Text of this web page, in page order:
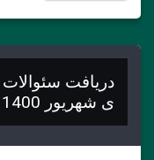
دریافت
ی شهریور 1400